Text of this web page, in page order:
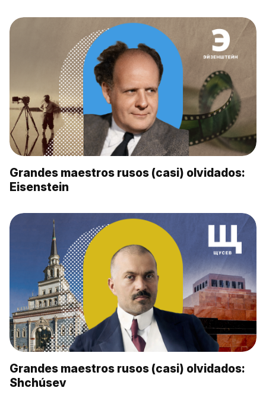
Grandes maestros rusos (casi) olvidados:
Eisenstein
Grandes maestros rusos (casi) olvidados:
Shchúsev